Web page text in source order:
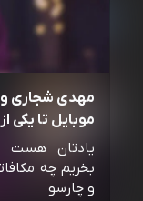
مهدی شجاری و
موبایل تا یکی
یادتان هست
بخریم چه
و چارسو